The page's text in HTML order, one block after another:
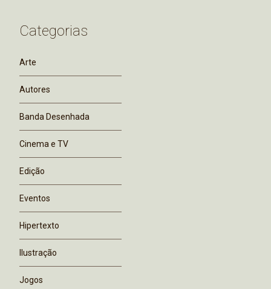
Categorias
Arte
Autores
Banda Desenhada
Cinema e TV
Edição
Eventos
Hipertexto
Ilustração
Jogos